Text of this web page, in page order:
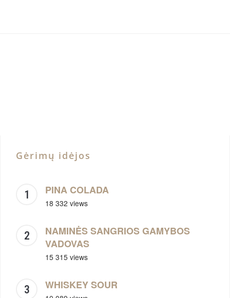
Gėrimų idėjos
PINA COLADA
18 332 views
NAMINĖS SANGRIOS GAMYBOS
VADOVAS
15 315 views
WHISKEY SOUR